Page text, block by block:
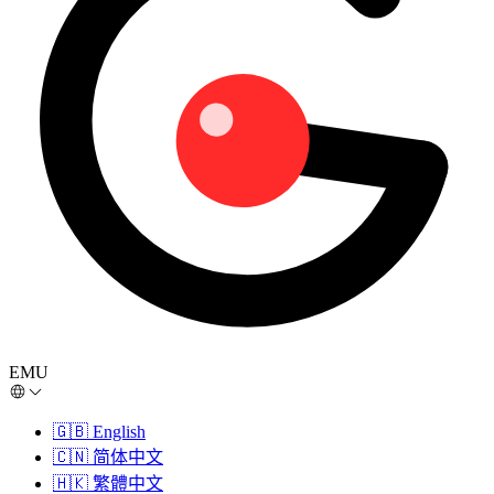
EMU
🇬🇧 English
🇨🇳 简体中文
🇭🇰 繁體中文